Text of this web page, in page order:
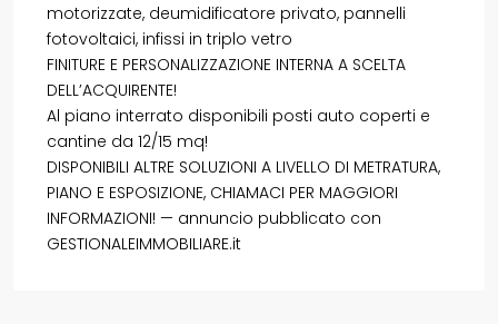
motorizzate, deumidificatore privato, pannelli
fotovoltaici, infissi in triplo vetro
FINITURE E PERSONALIZZAZIONE INTERNA A SCELTA
DELL’ACQUIRENTE!
Al piano interrato disponibili posti auto coperti e
cantine da 12/15 mq!
DISPONIBILI ALTRE SOLUZIONI A LIVELLO DI METRATURA,
PIANO E ESPOSIZIONE, CHIAMACI PER MAGGIORI
INFORMAZIONI! — annuncio pubblicato con
GESTIONALEIMMOBILIARE.it